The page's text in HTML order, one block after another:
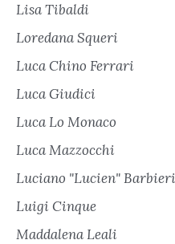
Lisa Tibaldi
Loredana Squeri
Luca Chino Ferrari
Luca Giudici
Luca Lo Monaco
Luca Mazzocchi
Luciano "Lucien" Barbieri
Luigi Cinque
Maddalena Leali